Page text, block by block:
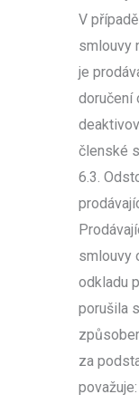
V
smlouvy
je
doručení
členské
6.3.
smlouvy
odkladu
porušila
za